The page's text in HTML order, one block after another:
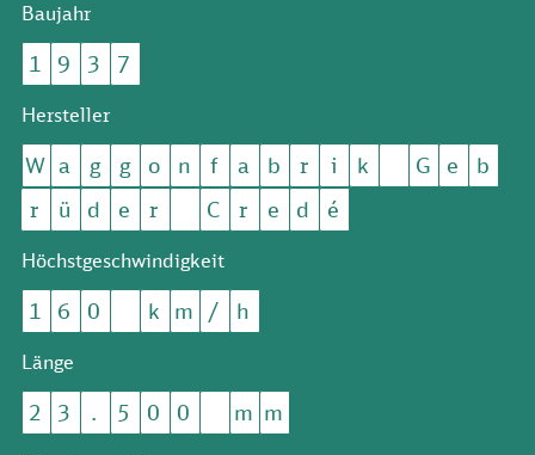
Baujahr
1 9 3 7
Hersteller
W a g g o n f a b r i k G e
b
r
ü d e r C r e d é
Höchstgeschwindigkeit
1 6 0 k m / h
Länge
2 3 . 5 0 0 m m